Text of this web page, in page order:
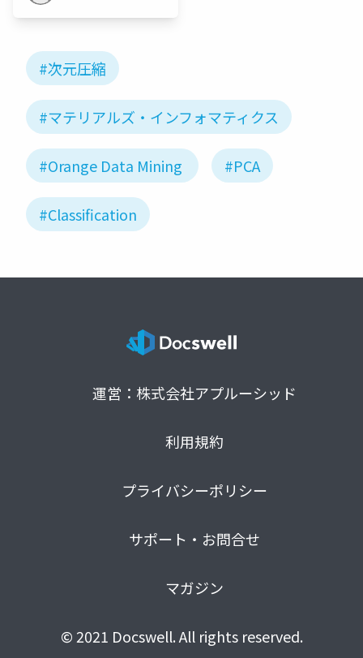
#次元圧縮
#マテリアルズ・インフォマティクス
#Orange Data Mining #PCA
#Classification
運営：株式会社アプルーシッド
利用規約
プライバシーポリシー
サポート・お問合せ
マガジン
© 2021 Docswell. All rights reserved.